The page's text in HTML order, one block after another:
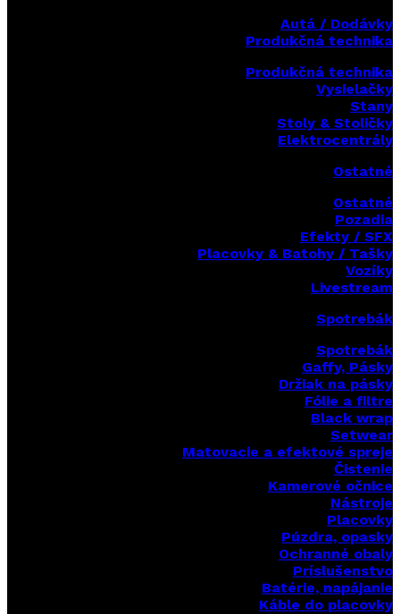
Autá / Dodávky
Produkčná technika
Produkčná technika
Vysielačky
Stany
Stoly & Stoličky
Elektrocentrály
Ostatné
Ostatné
Pozadia
Efekty / SFX
Placovky & Batohy / Tašky
Vozíky
Livestream
Spotrebák
Spotrebák
Gaffy, Pásky
Držiak na pásky
Fólie a filtre
Black wrap
Setwear
Matovacie a efektové spreje
Čistenie
Kamerové očnice
Nástroje
Placovky
Púzdra, opasky
Ochranné obaly
Príslušenstvo
Batérie, napájanie
Káble do placovky